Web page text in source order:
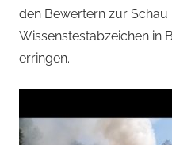
den Bewertern zur Schau
Wissenstestabzeichen in
erringen.